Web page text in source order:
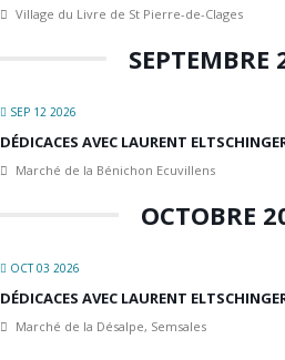
Village du Livre de St Pierre-de-Clages
SEPTEMBRE
SEP 12 2026
DÉDICACES AVEC LAURENT
Marché de la Bénichon Ecuvillens
OCTOBRE
OCT 03 2026
DÉDICACES AVEC LAURENT
Marché de la Désalpe, Semsales